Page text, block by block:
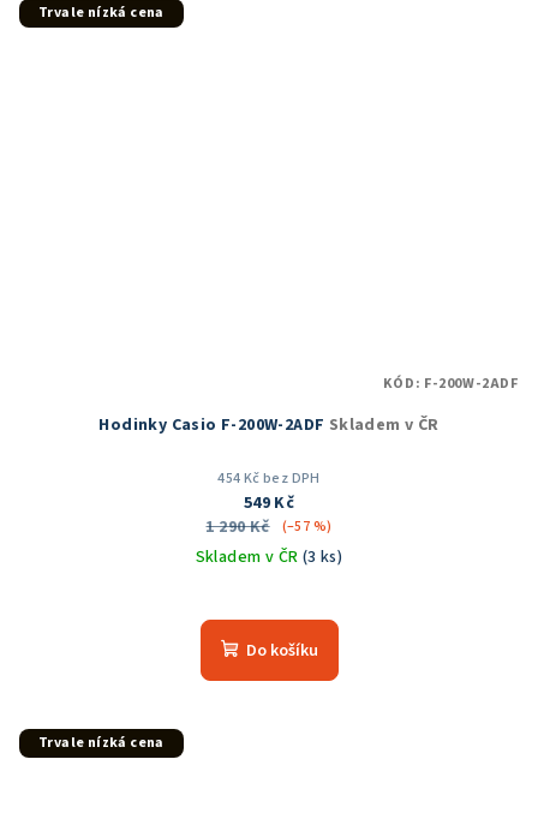
Trvale nízká cena
Hodinky Casio F-200W-2ADF Skladem v ČR
454 Kč bez DPH
549 Kč
1 290 Kč
(–57 %)
Skladem v ČR (3 ks)
hodnocení
produktu
Do košíku
KÓD: F-200W-2ADF
Trvale nízká cena